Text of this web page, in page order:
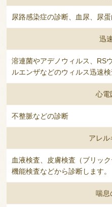
尿路感染症の診断、血尿、尿
迅
溶連菌やアデノウィルス、RS
ルエンザなどのウィルス迅速検
心電
不整脈などの診断
アレル
血液検査、皮膚検査（ブリッ
機能検査などから診断します。
喘息